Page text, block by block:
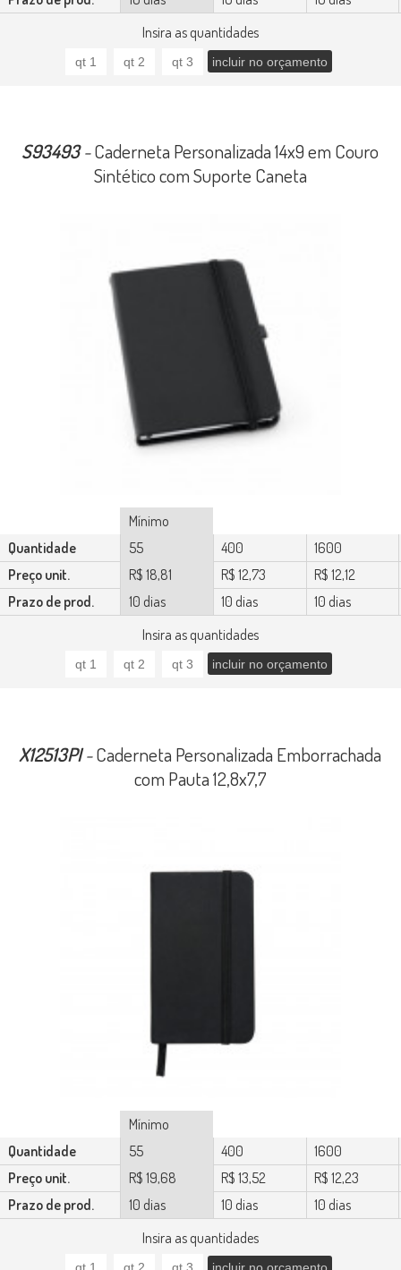
Insira as quantidades
Insira as quantidades
S93493-Caderneta Personalizada 14x9 em Couro
Sintético com Suporte Caneta
Mínimo
Quantidade
55 400
1600
Preço unit.
R$ 18,81 R$ 12,73
R$ 12,12
Prazo de prod.
10 dias 10 dias 10 dias
Insira as quantidades
X12513PI-Caderneta Personalizada Emborrachada
com Pauta 12,8x7,7
Mínimo
Quantidade
55 400
1600
Preço unit.
R$ 19,68 R$ 13,52
R$ 12,23
Prazo de prod.
10 dias 10 dias 10 dias